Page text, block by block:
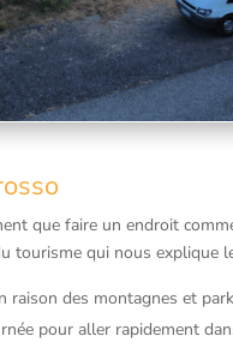
que faire un endroit
tourisme qui nous
raison des montagnes et
pour aller rapidement